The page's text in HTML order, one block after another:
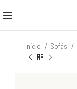
Início Sofás